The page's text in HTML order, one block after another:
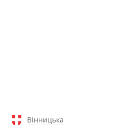
Вінницька